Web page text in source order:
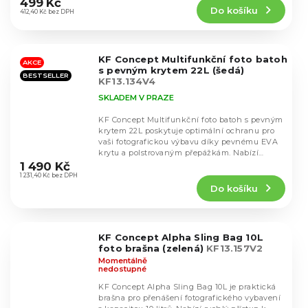
je
hvězdiček.
412,40 Kč bez DPH
499 Kč
Do košíku
AKCE
BESTSELLER
KF Concept Multifunkční foto batoh
s pevným krytem 22L (šedá)
KF13.134V4
hodnocení
produktu
SKLADEM V PRAZE
1 231,40 Kč bez DPH
1 490 Kč
Do košíku
KF Concept Multifunkční foto batoh s pevným
krytem 22L poskytuje optimální ochranu pro
vaši fotografickou výbavu díky pevnému EVA
krytu a polstrovaným přepážkám. Nabízí
KF Concept Alpha Sling Bag 10L
foto brašna (zelená) KF13.157V2
Momentálně
nedostupné
KF Concept Alpha Sling Bag 10L je praktická
brašna pro přenášení fotografického vybavení